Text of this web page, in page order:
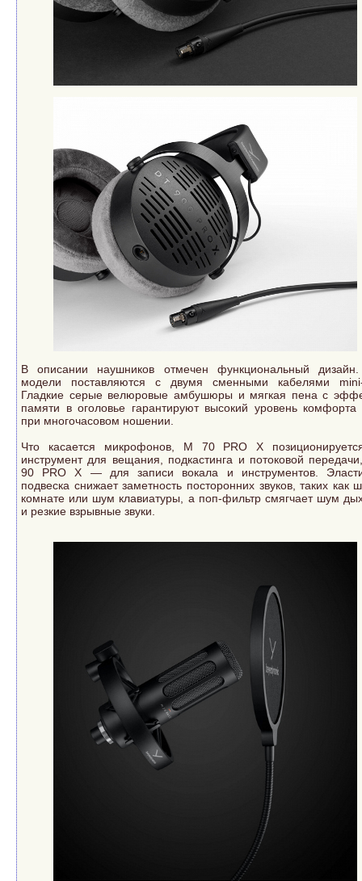
В описании наушников отмечен функциональный
модели поставляются с двумя сменными кабелями
Гладкие серые велюровые амбушюры и мягкая пена с
памяти в оголовье гарантируют высокий уровень
при многочасовом ношении.
Что касается микрофонов, M 70 PRO X
инструмент для вещания, подкастинга и потоковой
90 PRO X — для записи вокала и инструментов.
подвеска снижает заметность посторонних звуков, таких как
комнате или шум клавиатуры, а поп-фильтр смягчает шум
и резкие взрывные звуки.